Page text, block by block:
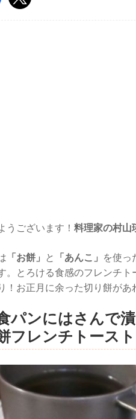
うございます！ 料理家の村山
「お餅」 と 「あんこ」
を使っ
。とろける食感のフレンチ
！お正月に余った切り餅が
パンにはさんで
フレンチトースト